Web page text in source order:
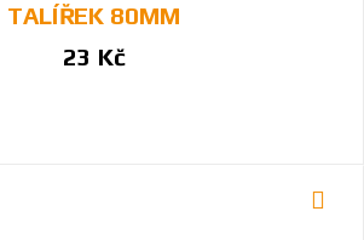
TALÍŘEK 80MM
23 Kč